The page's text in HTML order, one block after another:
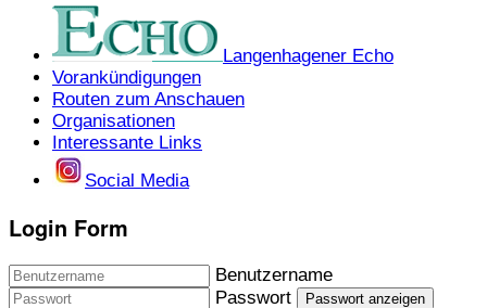
Langenhagener Echo
Vorankündigungen
Routen zum Anschauen
Organisationen
Interessante Links
Social Media
Login Form
Benutzername
Passwort
Passwort anzeigen